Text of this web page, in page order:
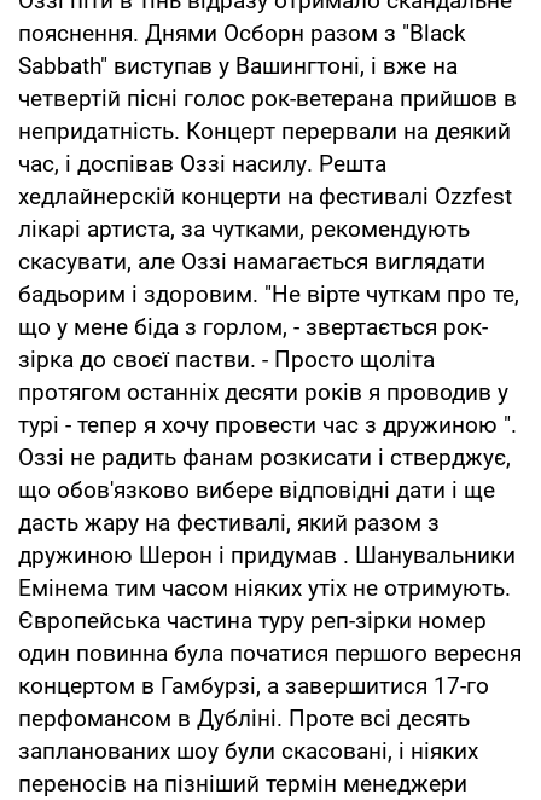
пояснення. Днями Осборн разом з "Black
Sabbath" виступав у Вашингтоні, і вже на
четвертій пісні голос рок-ветерана прийшов в
непридатність. Концерт перервали на деякий
час, і доспівав Оззі насилу. Решта
хедлайнерскій концерти на фестивалі Ozzfest
лікарі артиста, за чутками, рекомендують
скасувати, але Оззі намагається виглядати
бадьорим і здоровим. "Не вірте чуткам про те,
що у мене біда з горлом, - звертається рок-
зірка до своєї пастви. - Просто щоліта
протягом останніх десяти років я проводив у
турі - тепер я хочу провести час з дружиною ".
Оззі не радить фанам розкисати і стверджує,
що обов'язково вибере відповідні дати і ще
дасть жару на фестивалі, який разом з
дружиною Шерон і придумав . Шанувальники
Емінема тим часом ніяких утіх не отримують.
Європейська частина туру реп-зірки номер
один повинна була початися першого вересня
концертом в Гамбурзі, а завершитися 17-го
перфомансом в Дубліні. Проте всі десять
запланованих шоу були скасовані, і ніяких
переносів на пізніший термін менеджери